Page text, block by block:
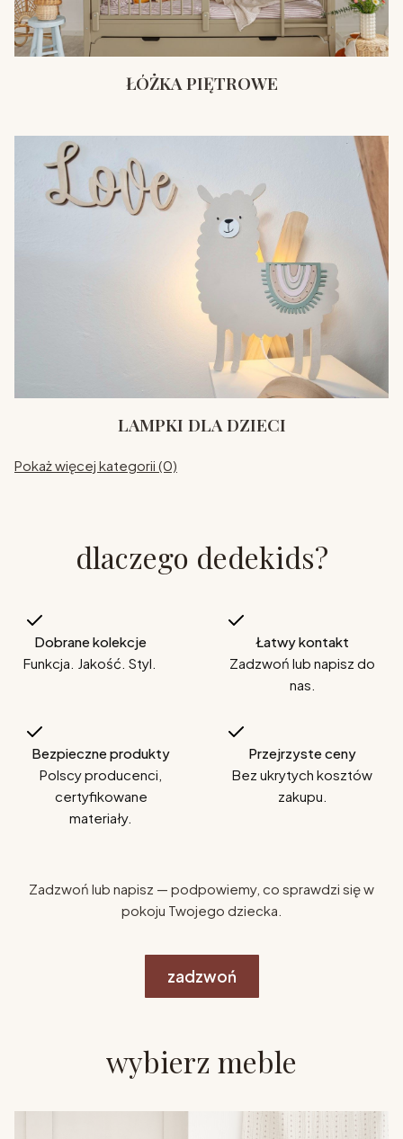
ŁÓŻKA PIĘTROWE
LAMPKI DLA DZIECI
Pokaż więcej kategorii (0)
dlaczego dedekids?
Dobrane kolekcje
Funkcja. Jakość. Styl.
Łatwy kontakt
Zadzwoń lub napisz do
nas.
Bezpieczne produkty
Polscy producenci,
certyfikowane
materiały.
Przejrzyste ceny
Bez ukrytych kosztów
zakupu.
Zadzwoń lub napisz — podpowiemy, co sprawdzi się w
pokoju Twojego dziecka.
zadzwoń
wybierz meble